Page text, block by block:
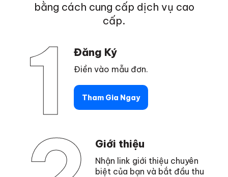
bằng cách cung cấp dịch vụ cao
cấp.
1 Đăng Ký
Điền vào mẫu đơn.
Tham Gia Ngay
Giới thiệu
Nhận link giới thiệu chuyên
biệt của bạn và bắt đầu thu